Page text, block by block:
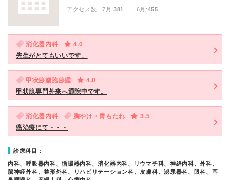
アクセス数 7月:381 | 6月:455
消化器内科
4.0
先生がとてもいいです。
甲状腺濾胞腺腫
4.0
甲状腺専門外来へ通院中です。
消化器内科 胸やけ・胃もたれ
3.5
癌治療にて・・・
診療科目：
内科、呼吸器内科、循環器内科、消化器内科、リウマチ科、神経内科、外科、
脳神経外科、整形外科、リハビリテーション科、皮膚科、泌尿器科、眼科、耳